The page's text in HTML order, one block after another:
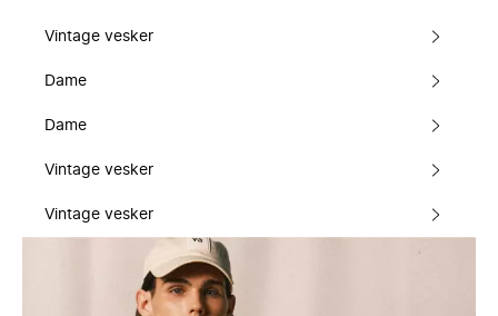
Vintage vesker
Dame
Dame
Vintage vesker
Vintage vesker